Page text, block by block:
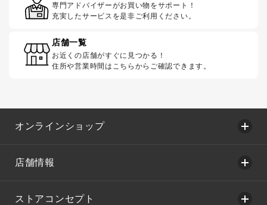
専門アドバイザーがお買い物をサポート！
充実したサービスを是非ご利用ください。
店舗一覧
お近くの店舗がすぐに見つかる！
住所や営業時間はこちらからご確認できます。
オンラインショップ
店舗情報
ストアコンセプト